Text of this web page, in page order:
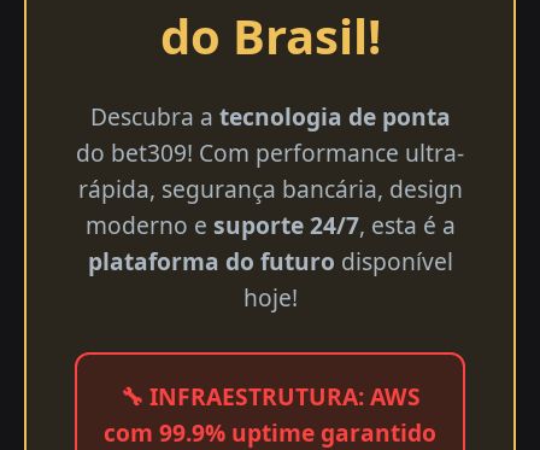
do Brasil!
Descubra a tecnologia de ponta
do bet309! Com performance ultra-
rápida, segurança bancária, design
moderno e suporte 24/7, esta é a
plataforma do futuro disponível
hoje!
🔧 INFRAESTRUTURA: AWS
com 99.9% uptime garantido